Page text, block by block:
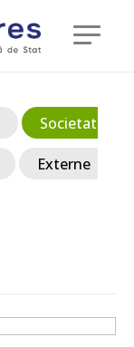
Societate
Externe